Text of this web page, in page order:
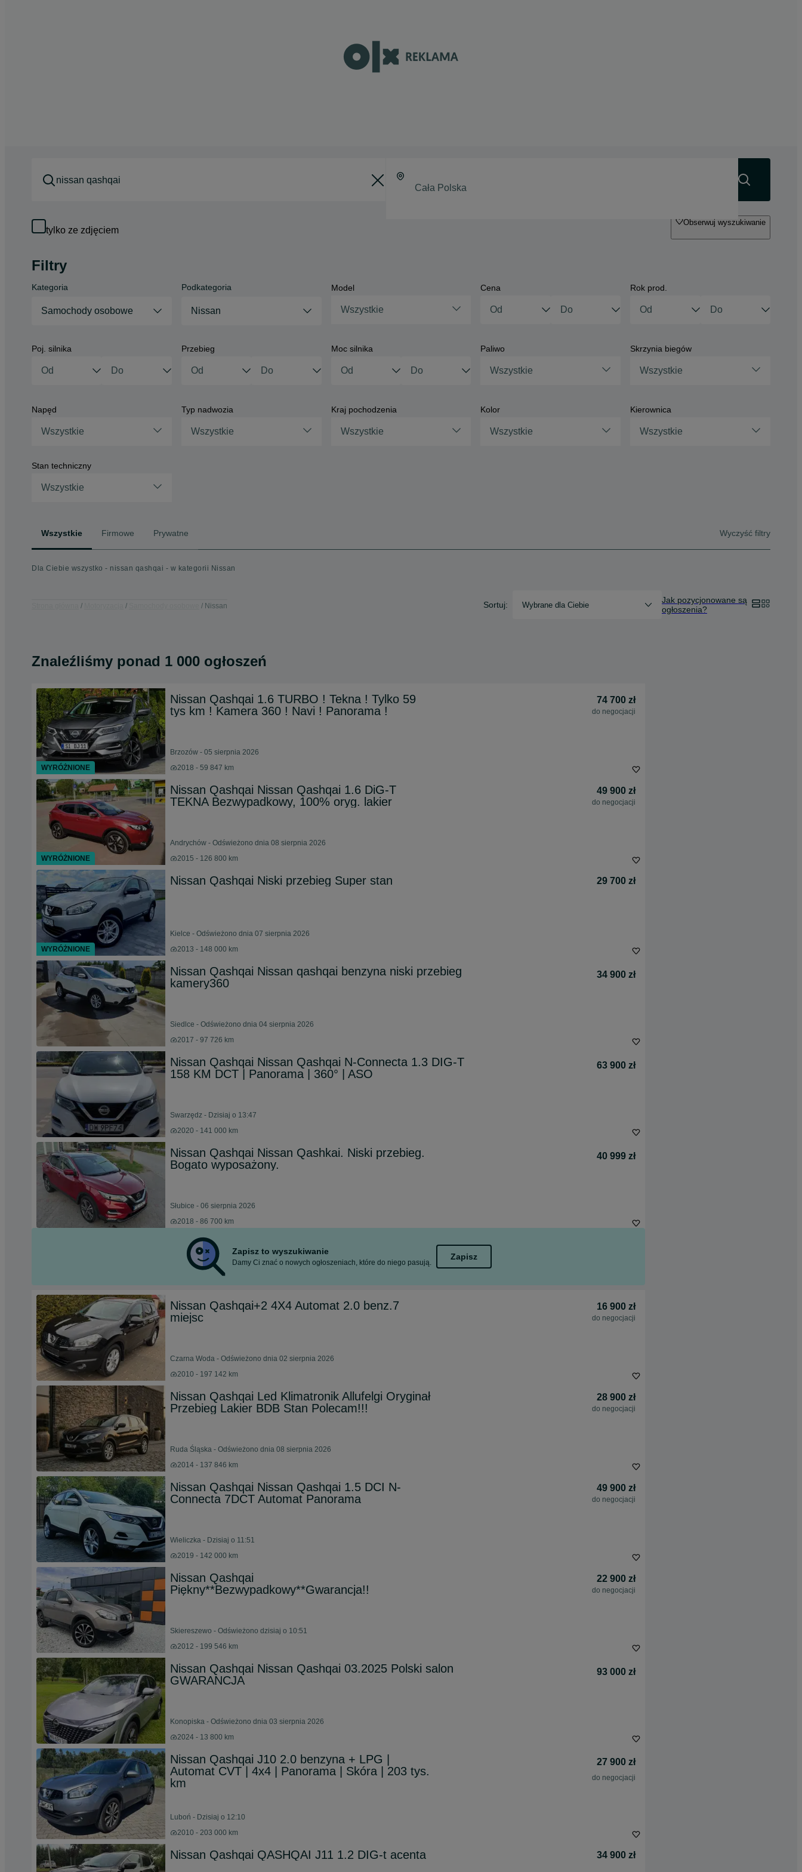
tylko ze zdjęciem
Obserwuj wyszukiwanie
Filtry
Kategoria
Samochody osobowe
Podkategoria
Nissan
Model
Wszystkie
Cena Rok prod.
Poj. silnika Przebieg Moc silnika Paliwo
Wszystkie
Skrzynia biegów
Wszystkie
Napęd
Wszystkie
Typ nadwozia
Wszystkie
Kraj pochodzenia
Wszystkie
Kolor
Wszystkie
Kierownica
Wszystkie
Stan techniczny
Wszystkie
Wszystkie Firmowe Prywatne Wyczyść filtry
Dla Ciebie wszystko - nissan qashqai - w kategorii Nissan
Nissan Sortuj: Wybrane dla Ciebie
Jak pozycjonowane są
ogłoszenia?
Znaleźliśmy ponad 1 000 ogłoszeń
Nissan Qashqai 1.6 TURBO ! Tekna ! Tylko 59
tys km ! Kamera 360 ! Navi ! Panorama !
74 700 zł
do negocjacji
Brzozów - 05 sierpnia 2026
2018 - 59 847 km
Nissan Qashqai Nissan Qashqai 1.6 DiG-T
TEKNA Bezwypadkowy, 100% oryg. lakier
49 900 zł
do negocjacji
Andrychów - Odświeżono dnia 08 sierpnia 2026
2015 - 126 800 km
Nissan Qashqai Niski przebieg Super stan 29 700 zł
Kielce - Odświeżono dnia 07 sierpnia 2026
2013 - 148 000 km
Nissan Qashqai Nissan qashqai benzyna niski przebieg
kamery360
34 900 zł
Siedlce - Odświeżono dnia 04 sierpnia 2026
2017 - 97 726 km
Nissan Qashqai Nissan Qashqai N-Connecta 1.3 DIG-T
158 KM DCT | Panorama | 360° | ASO
63 900 zł
Swarzędz - Dzisiaj o 13:47
2020 - 141 000 km
Nissan Qashqai Nissan Qashkai. Niski przebieg.
Bogato wyposażony.
40 999 zł
Słubice - 06 sierpnia 2026
2018 - 86 700 km
Zapisz to wyszukiwanie
Damy Ci znać o nowych ogłoszeniach, które do niego pasują.
Zapisz
Nissan Qashqai+2 4X4 Automat 2.0 benz.7
miejsc
16 900 zł
do negocjacji
Czarna Woda - Odświeżono dnia 02 sierpnia 2026
2010 - 197 142 km
Nissan Qashqai Led Klimatronik Allufelgi Oryginał
Przebieg Lakier BDB Stan Polecam!!!
28 900 zł
do negocjacji
Ruda Śląska - Odświeżono dnia 08 sierpnia 2026
2014 - 137 846 km
Nissan Qashqai Nissan Qashqai 1.5 DCI N-
Connecta 7DCT Automat Panorama
49 900 zł
do negocjacji
Wieliczka - Dzisiaj o 11:51
2019 - 142 000 km
Nissan Qashqai
Piękny**Bezwypadkowy**Gwarancja!!
22 900 zł
do negocjacji
Skiereszewo - Odświeżono dzisiaj o 10:51
2012 - 199 546 km
Nissan Qashqai Nissan Qashqai 03.2025 Polski salon
GWARANCJA
93 000 zł
Konopiska - Odświeżono dnia 03 sierpnia 2026
2024 - 13 800 km
Nissan Qashqai J10 2.0 benzyna + LPG |
Automat CVT | 4x4 | Panorama | Skóra | 203 tys.
km
27 900 zł
do negocjacji
Luboń - Dzisiaj o 12:10
2010 - 203 000 km
Nissan Qashqai QASHQAI J11 1.2 DIG-t acenta 34 900 zł
WYRÓŻNIONE
WYRÓŻNIONE
WYRÓŻNIONE